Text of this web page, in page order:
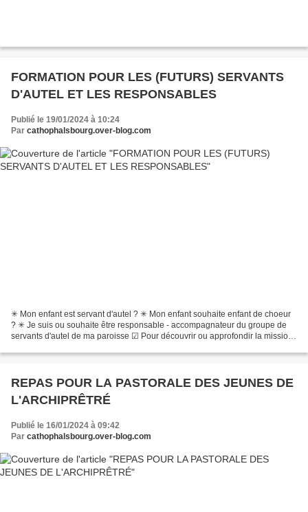
FORMATION POUR LES (FUTURS) SERVANTS
D'AUTEL ET LES RESPONSABLES
Publié le 19/01/2024 à 10:24
Par cathophalsbourg.over-blog.com
✳ Mon enfant est servant d'autel ? ✳ Mon enfant souhaite enfant de choeur
? ✳ Je suis ou souhaite être responsable - accompagnateur du groupe de
servants d'autel de ma paroisse ☑ Pour découvrir ou approfondir la mission
REPAS POUR LA PASTORALE DES JEUNES DE
L'ARCHIPRÊTRÉ
Publié le 16/01/2024 à 09:42
Par cathophalsbourg.over-blog.com